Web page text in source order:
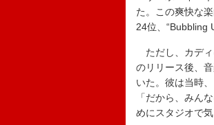
た。この爽快な
24位、“Bubbling
ただし、カディ
のリリース後、
いた。彼は当時
「だから、みん
めにスタジオで